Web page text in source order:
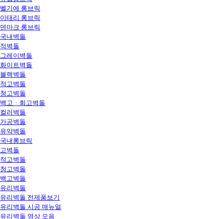
벨기에 롱브릭
이태리 롱브릭
덴마크 롱브릭
국내벽돌
적벽돌
그레이벽돌
화이트벽돌
블랙벽돌
적고벽돌
청고벽돌
백고ㆍ회고벽돌
컬러벽돌
가공벽돌
유약벽돌
국내롱브릭
고벽돌
적고벽돌
청고벽돌
백고벽돌
유리벽돌
유리벽돌 전제품보기
유리벽돌 시공 매뉴얼
유리벽돌 영상 모음